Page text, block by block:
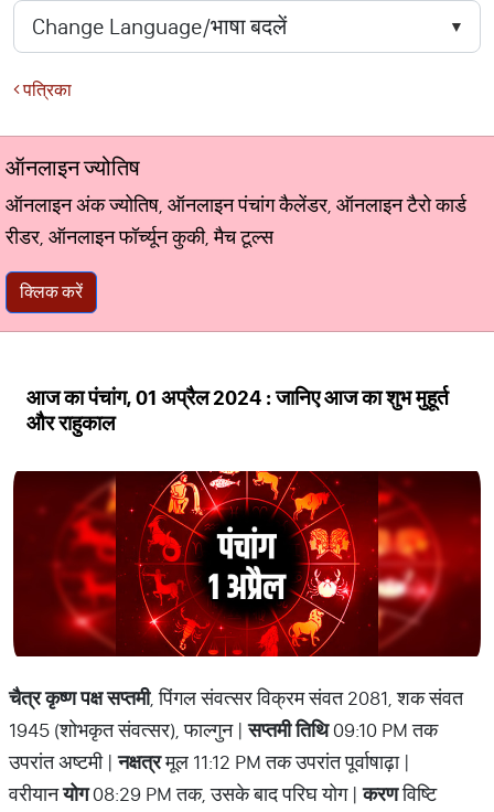
पत्रिका
ऑनलाइन ज्योतिष
ऑनलाइन अंक ज्योतिष, ऑनलाइन पंचांग कैलेंडर, ऑनलाइन टैरो कार्ड
रीडर, ऑनलाइन फॉर्च्यून कुकी, मैच टूल्स
क्लिक करें
आज का पंचांग, 01 अप्रैल 2024 : जानिए आज का शुभ मुहूर्त
और राहुकाल
चैत्र कृष्ण पक्ष सप्तमी, पिंगल संवत्सर विक्रम संवत 2081, शक संवत
1945 (शोभकृत संवत्सर), फाल्गुन |सप्तमी तिथि09:10 PM तक
उपरांत अष्टमी |नक्षत्रमूल 11:12 PM तक उपरांत पूर्वाषाढ़ा |
वरीयानयोग08:29 PM तक, उसके बाद परिघ योग |करणविष्टि